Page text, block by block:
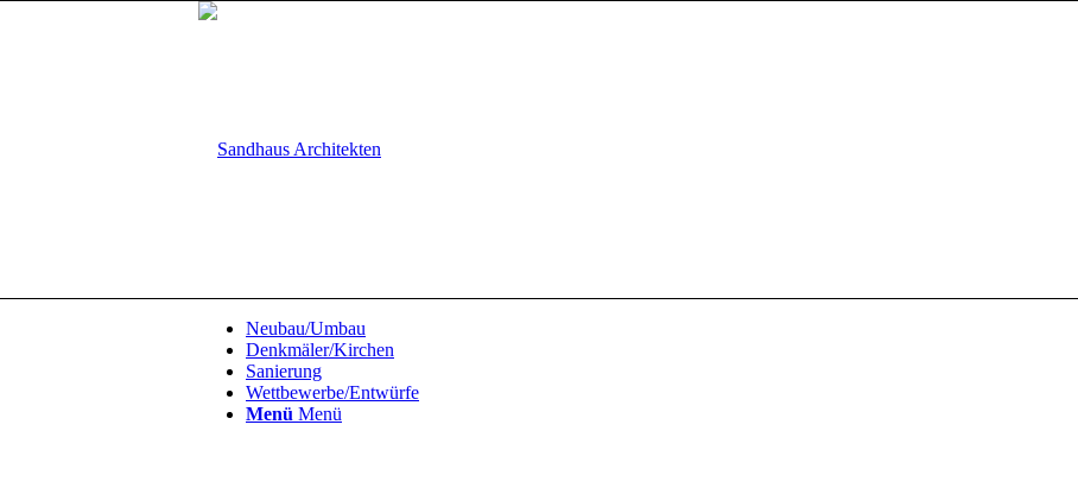
Neubau/Umbau
Denkmäler/Kirchen
Sanierung
Wettbewerbe/Entwürfe
Menü Menü